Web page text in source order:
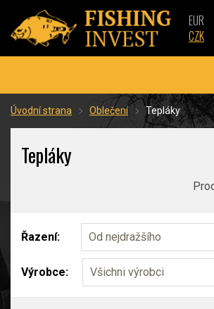
EUR
CZK
Úvodní strana Oblečení Tepláky
Tepláky
Řazení: Od nejdražšího
Výrobce: Všichni výrobci